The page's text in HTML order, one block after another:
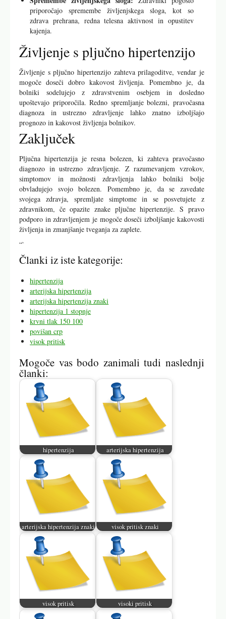
priporočajo spremembe življenjskega sloga, kot so
zdrava prehrana, redna telesna aktivnost in opustitev
kajenja.
Življenje s pljučno hipertenzijo
Življenje s pljučno hipertenzijo zahteva prilagoditve, vendar je
mogoče doseči dobro kakovost življenja. Pomembno je, da
bolniki sodelujejo z zdravstvenim osebjem in dosledno
upoštevajo priporočila. Redno spremljanje bolezni, pravočasna
diagnoza in ustrezno zdravljenje lahko znatno izboljšajo
prognozo in kakovost življenja bolnikov.
Zaključek
Pljučna hipertenzija je resna bolezen, ki zahteva pravočasno
diagnozo in ustrezno zdravljenje. Z razumevanjem vzrokov,
simptomov in možnosti zdravljenja lahko bolniki bolje
obvladujejo svojo bolezen. Pomembno je, da se zavedate
svojega zdravja, spremljate simptome in se posvetujete z
zdravnikom, če opazite znake pljučne hipertenzije. S pravo
podporo in zdravljenjem je mogoče doseči izboljšanje kakovosti
življenja in zmanjšanje tveganja za zaplete.
“`
Članki iz iste kategorije:
hipertenzija
arterijska hipertenzija
arterijska hipertenzija znaki
hipertenzija 1 stopnje
krvni tlak 150 100
povišan crp
visok pritisk
Mogoče vas bodo zanimali tudi naslednji
članki:
hipertenzija arterijska hipertenzija
arterijska hipertenzija znaki visok pritisk znaki
visok pritisk visoki pritisk